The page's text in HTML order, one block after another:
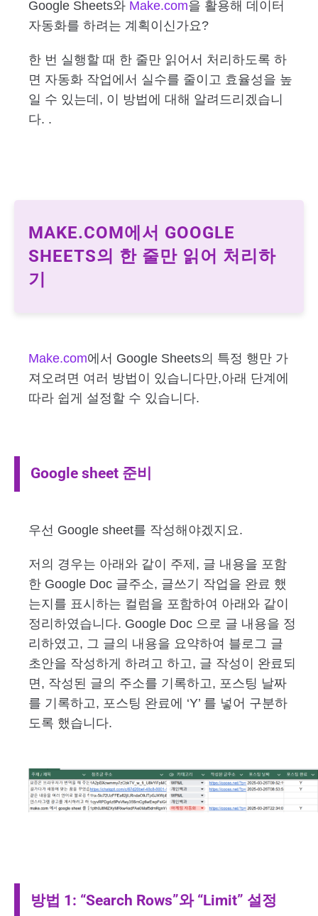
Google Sheets와 Make.com을 활용해 데이터
자동화를 하려는 계획이신가요?
한 번 실행할 때 한 줄만 읽어서 처리하도록 하
면 자동화 작업에서 실수를 줄이고 효율성을 높
일 수 있는데, 이 방법에 대해 알려드리겠습니
다. .
MAKE.COM에서 GOOGLE
SHEETS의 한 줄만 읽어 처리하
기
Make.com에서 Google Sheets의 특정 행만 가
져오려면 여러 방법이 있습니다만,아래 단계에
따라 쉽게 설정할 수 있습니다.
Google sheet 준비
우선 Google sheet를 작성해야겠지요.
저의 경우는 아래와 같이 주제, 글 내용을 포함
한 Google Doc 글주소, 글쓰기 작업을 완료 했
는지를 표시하는 컬럼을 포함하여 아래와 같이
정리하였습니다. Google Doc 으로 글 내용을 정
리하였고, 그 글의 내용을 요약하여 블로그 글
초안을 작성하게 하려고 하고, 글 작성이 완료되
면, 작성된 글의 주소를 기록하고, 포스팅 날짜
를 기록하고, 포스팅 완료에 ‘Y’ 를 넣어 구분하
도록 했습니다.
방법 1: “Search Rows”와 “Limit” 설정